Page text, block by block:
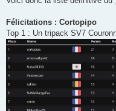
Félicitations : Cortopipo
Top 1 : Un tripack SV7